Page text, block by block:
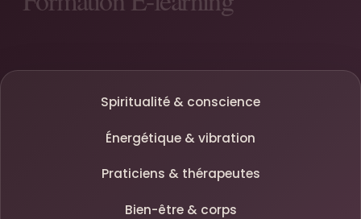
Spiritualité & conscience
Énergétique & vibration
Praticiens & thérapeutes
Bien-être & corps